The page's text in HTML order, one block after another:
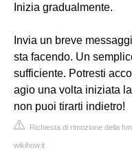
Inizia gradualmente.
Invia un breve
sta facendo. Un
sufficiente. Potresti
agio una volta iniziata
non puoi tirarti indietro!
Richiesta di rimozione della
wikihow.it